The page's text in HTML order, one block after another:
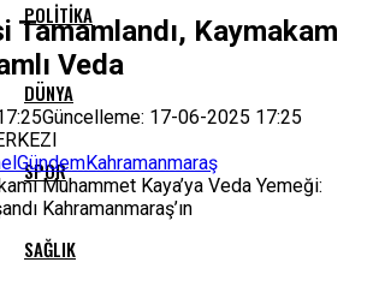
POLITIKA
DÜNYA
SPOR
SAĞLIK
Tamamlandı, Kaymakam
Veda
Güncelleme: 17-06-2025 17:25
GündemKahramanmaraş